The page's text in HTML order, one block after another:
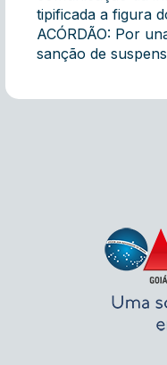
tipificada a figura
ACÓRDÃO: Por
sanção de